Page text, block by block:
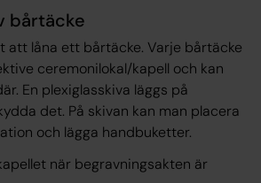
bårtäcke
att låna ett bårtäcke. Varje bårtäcke
ceremonilokal/kapell och kan
En plexiglasskiva läggs på
det. På skivan kan man placera
och lägga handbuketter.
när begravningsakten är